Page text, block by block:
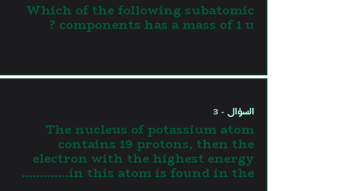
Which of the following subatomic
components has a mass of 1 u ?
السؤال - 3
The nucleus of potassium atom
contains 19 protons, then the
electron with the highest energy
in this atom is found in the.............